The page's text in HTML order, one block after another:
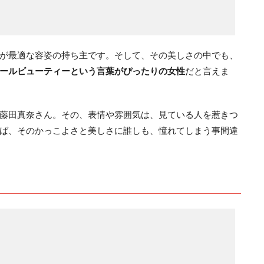
最適な容姿の持ち主です。そして、その美しさの中でも、
ルビューティーという言葉がぴったりの女性だと言えま
田真奈さん。その、表情や雰囲気は、見ている人を惹きつ
、そのかっこよさと美しさに誰しも、憧れてしまう事間違